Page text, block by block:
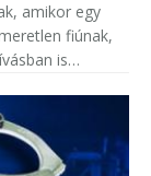
amikor egy
fiúnak,
is